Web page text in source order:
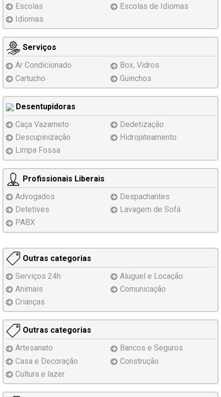
Escolas
Escolas de Idiomas
Idiomas
Serviços
Ar Condicionado
Box, Vidros
Cartucho
Guinchos
Desentupidoras
Caça Vazameto
Dedetização
Descupinização
Hidrojateamento
Limpa Fossa
Profissionais Liberais
Advogados
Despachantes
Detetives
Lavagem de Sofá
PABX
Outras categorias
Serviços 24h
Aluguel e Locação
Animais
Comunicação
Crianças
Outras categorias
Artesanato
Bancos e Seguros
Casa e Decoração
Construção
Cultura e lazer